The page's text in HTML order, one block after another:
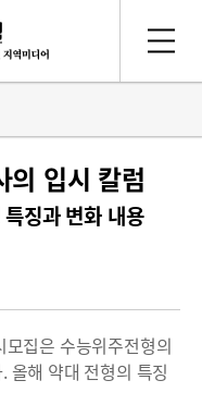
의 입시 칼럼
징과 변화 내용
집은 수능위주전형의
올해 약대 전형의 특징